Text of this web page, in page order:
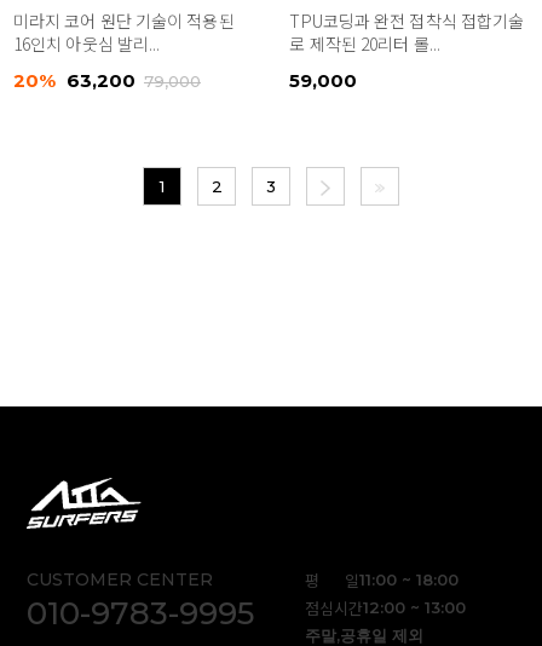
미라지 코어 원단 기술이 적용된
16인치 아웃심 발리...
20% 63,200 79,000
TPU코딩과 완전 접착식 접합기술
로 제작된 20리터 롤...
59,000
1 2 3
CUSTOMER CENTER
010-9783-9995
평 일11:00 ~ 18:00
점심시간12:00 ~ 13:00
주말,공휴일 제외